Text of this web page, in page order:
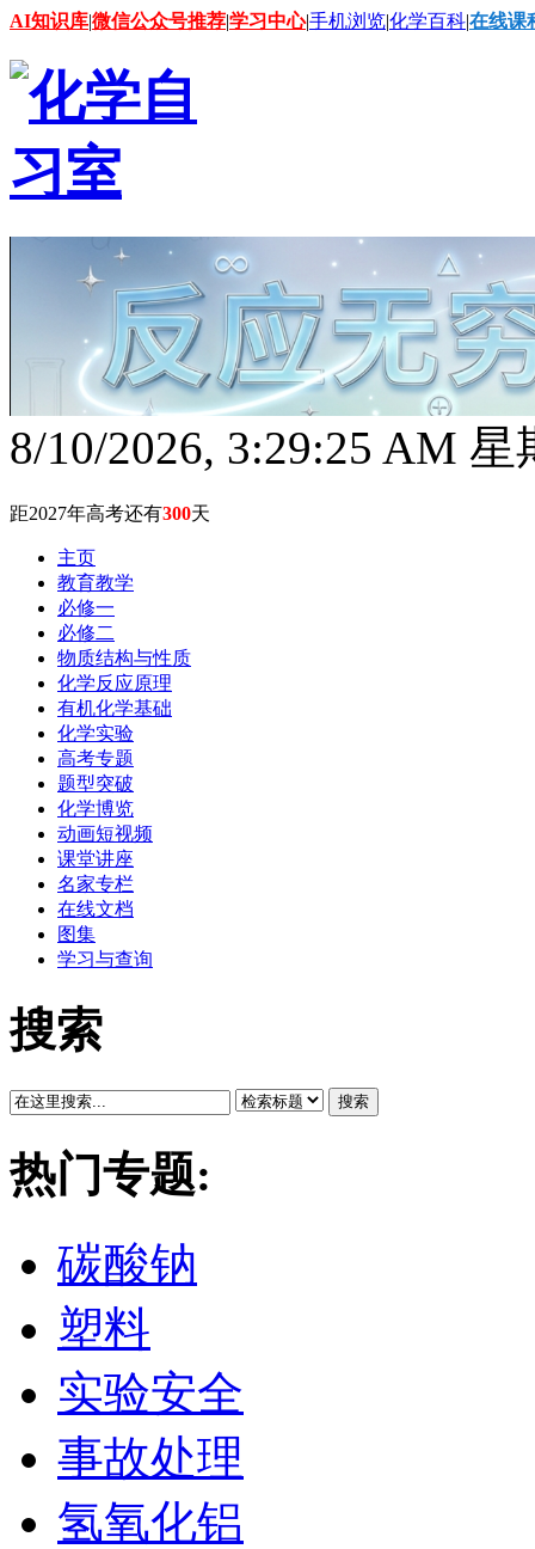
AI知识库|微信公众号推荐|学习中心|手机浏览|化学百科|在线课
8/10/2026, 3:29:26 AM 星
距2027年高考还有300天
主页
教育教学
必修一
必修二
物质结构与性质
化学反应原理
有机化学基础
化学实验
高考专题
题型突破
化学博览
动画短视频
课堂讲座
名家专栏
在线文档
图集
学习与查询
搜索
搜索
热门专题:
碳酸钠
塑料
实验安全
事故处理
氢氧化铝